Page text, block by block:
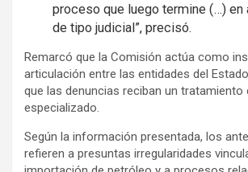
m
e
n
:
proceso que luego termine (…) en
de tipo judicial”, precisó.
Remarcó que la Comisión actúa como
articulación entre las entidades del
que las denuncias reciban un tratamiento
especializado.
Según la información presentada, los
refieren a presuntas irregularidades